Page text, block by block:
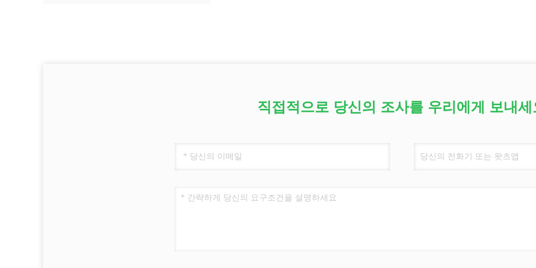
직접적으로 당신의 조사를 우리에게 보내세